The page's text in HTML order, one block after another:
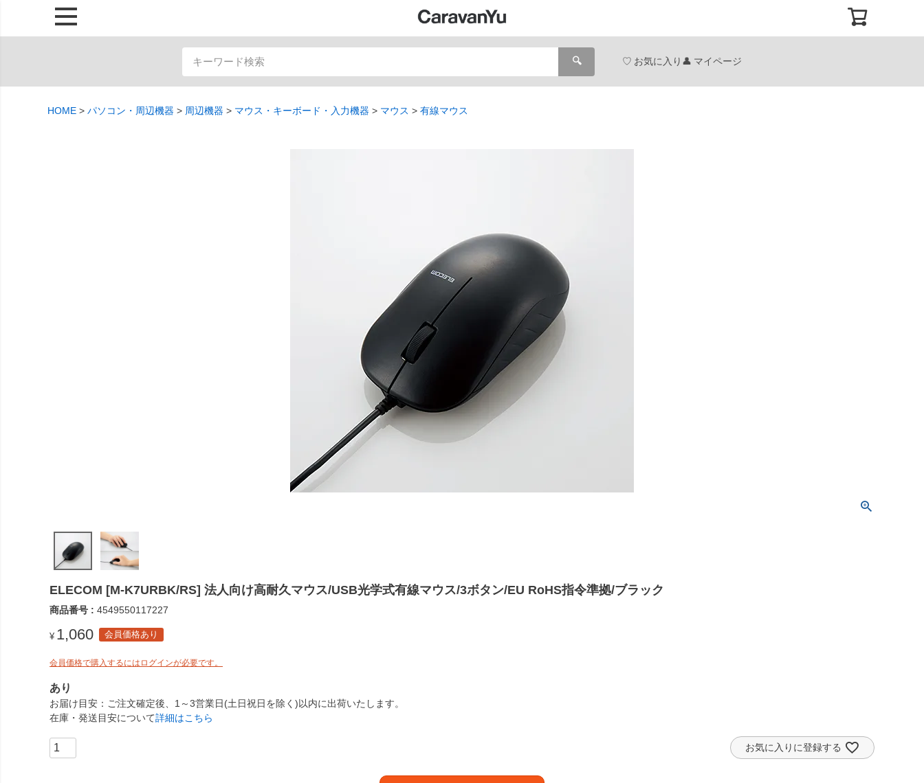
🔍 お気に入り マイページ
HOME パソコン・周辺機器 周辺機器 マウス・キーボード・入力機器 マウス 有線マウス
ELECOM [M-K7URBK/RS] 法人向け高耐久マウス/USB光学式有線マウス/3ボタン/EU RoHS指令準拠/ブラック
商品番号 4549550117227
¥ 1,060 会員価格あり
会員価格で購入するにはログインが必要です。
あり
お届け目安
ご注文確定後、1～3営業日(土日祝日を除く)以内に出荷いたします。
在庫・発送目安について詳細はこちら
お気に入りに登録する